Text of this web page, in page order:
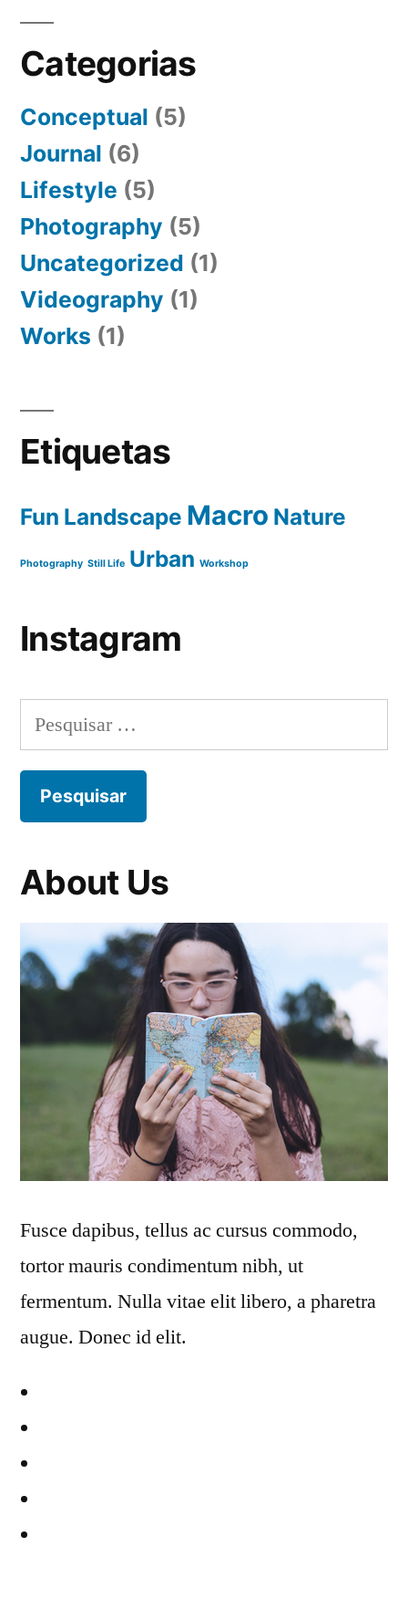
Categorias
Conceptual (5)
Journal (6)
Lifestyle (5)
Photography (5)
Uncategorized (1)
Videography (1)
Works (1)
Etiquetas
Fun Landscape Macro Nature
Photography Still Life Urban Workshop
Instagram
Pesquisar
por:
About Us
Fusce dapibus, tellus ac cursus commodo,
tortor mauris condimentum nibh, ut
fermentum. Nulla vitae elit libero, a pharetra
augue. Donec id elit.